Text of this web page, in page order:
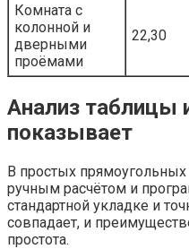
Комната с
колонной и
дверными
проёмами
22,30
Анализ таблицы
показывает
В простых
ручным расчётом и
стандартной укладке и
совпадает, и
простота.